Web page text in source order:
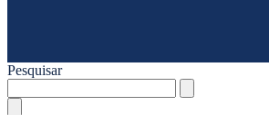
Pesquisar